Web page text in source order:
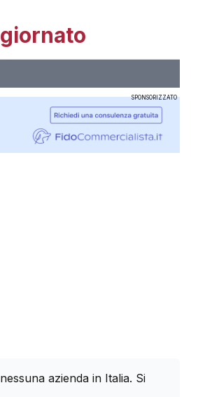
SPONSORIZZATO
azienda in Italia. Si